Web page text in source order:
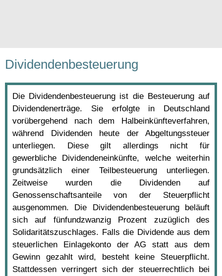
Dividendenbesteuerung
Die Dividendenbesteuerung ist die Besteuerung auf
Dividendenerträge. Sie erfolgte in Deutschland
vorübergehend nach dem Halbeinkünfteverfahren,
während Dividenden heute der Abgeltungssteuer
unterliegen. Diese gilt allerdings nicht für
gewerbliche Dividendeneinkünfte, welche weiterhin
grundsätzlich einer Teilbesteuerung unterliegen.
Zeitweise wurden die Dividenden auf
Genossenschaftsanteile von der Steuerpflicht
ausgenommen. Die Dividendenbesteuerung beläuft
sich auf fünfundzwanzig Prozent zuzüglich des
Solidaritätszuschlages. Falls die Dividende aus dem
steuerlichen Einlagekonto der AG statt aus dem
Gewinn gezahlt wird, besteht keine Steuerpflicht.
Stattdessen verringert sich der steuerrechtlich bei